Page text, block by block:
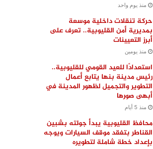
منذ يوم واحد
حركة تنقلات داخلية موسعة
بمديرية أمن القليوبية.. تعرف على
أبرز التعيينات
منذ يومين
استعدادًا للعيد القومي للقليوبية..
رئيس مدينة بنها يتابع أعمال
التطوير والتجميل لظهور المدينة في
أبهى صورها
منذ 5 أيام
محافظ القليوبية يبدأ جولته بشبين
القناطر بتفقد موقف السيارات ويوجه
بإعداد خطة شاملة لتطويره